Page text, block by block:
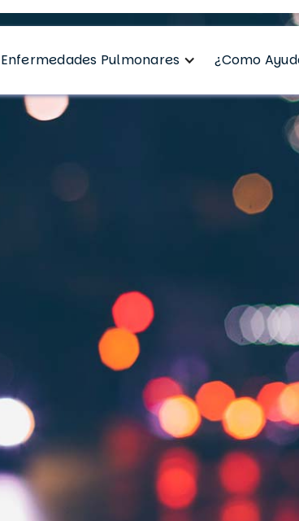
Enfermedades Pulmonares ¿Como